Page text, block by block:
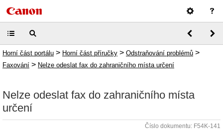
Horní část portálu > Horní část příručky > Odstraňování problémů >
Faxování > Nelze odeslat fax do zahraničního místa určení
Nelze odeslat fax do zahraničního místa
určení
Číslo dokumentu: F54K-141